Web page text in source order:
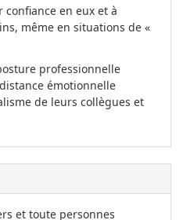
en eux et à
même en situations de «
professionnelle
émotionnelle
de leurs collègues et
et toute personnes